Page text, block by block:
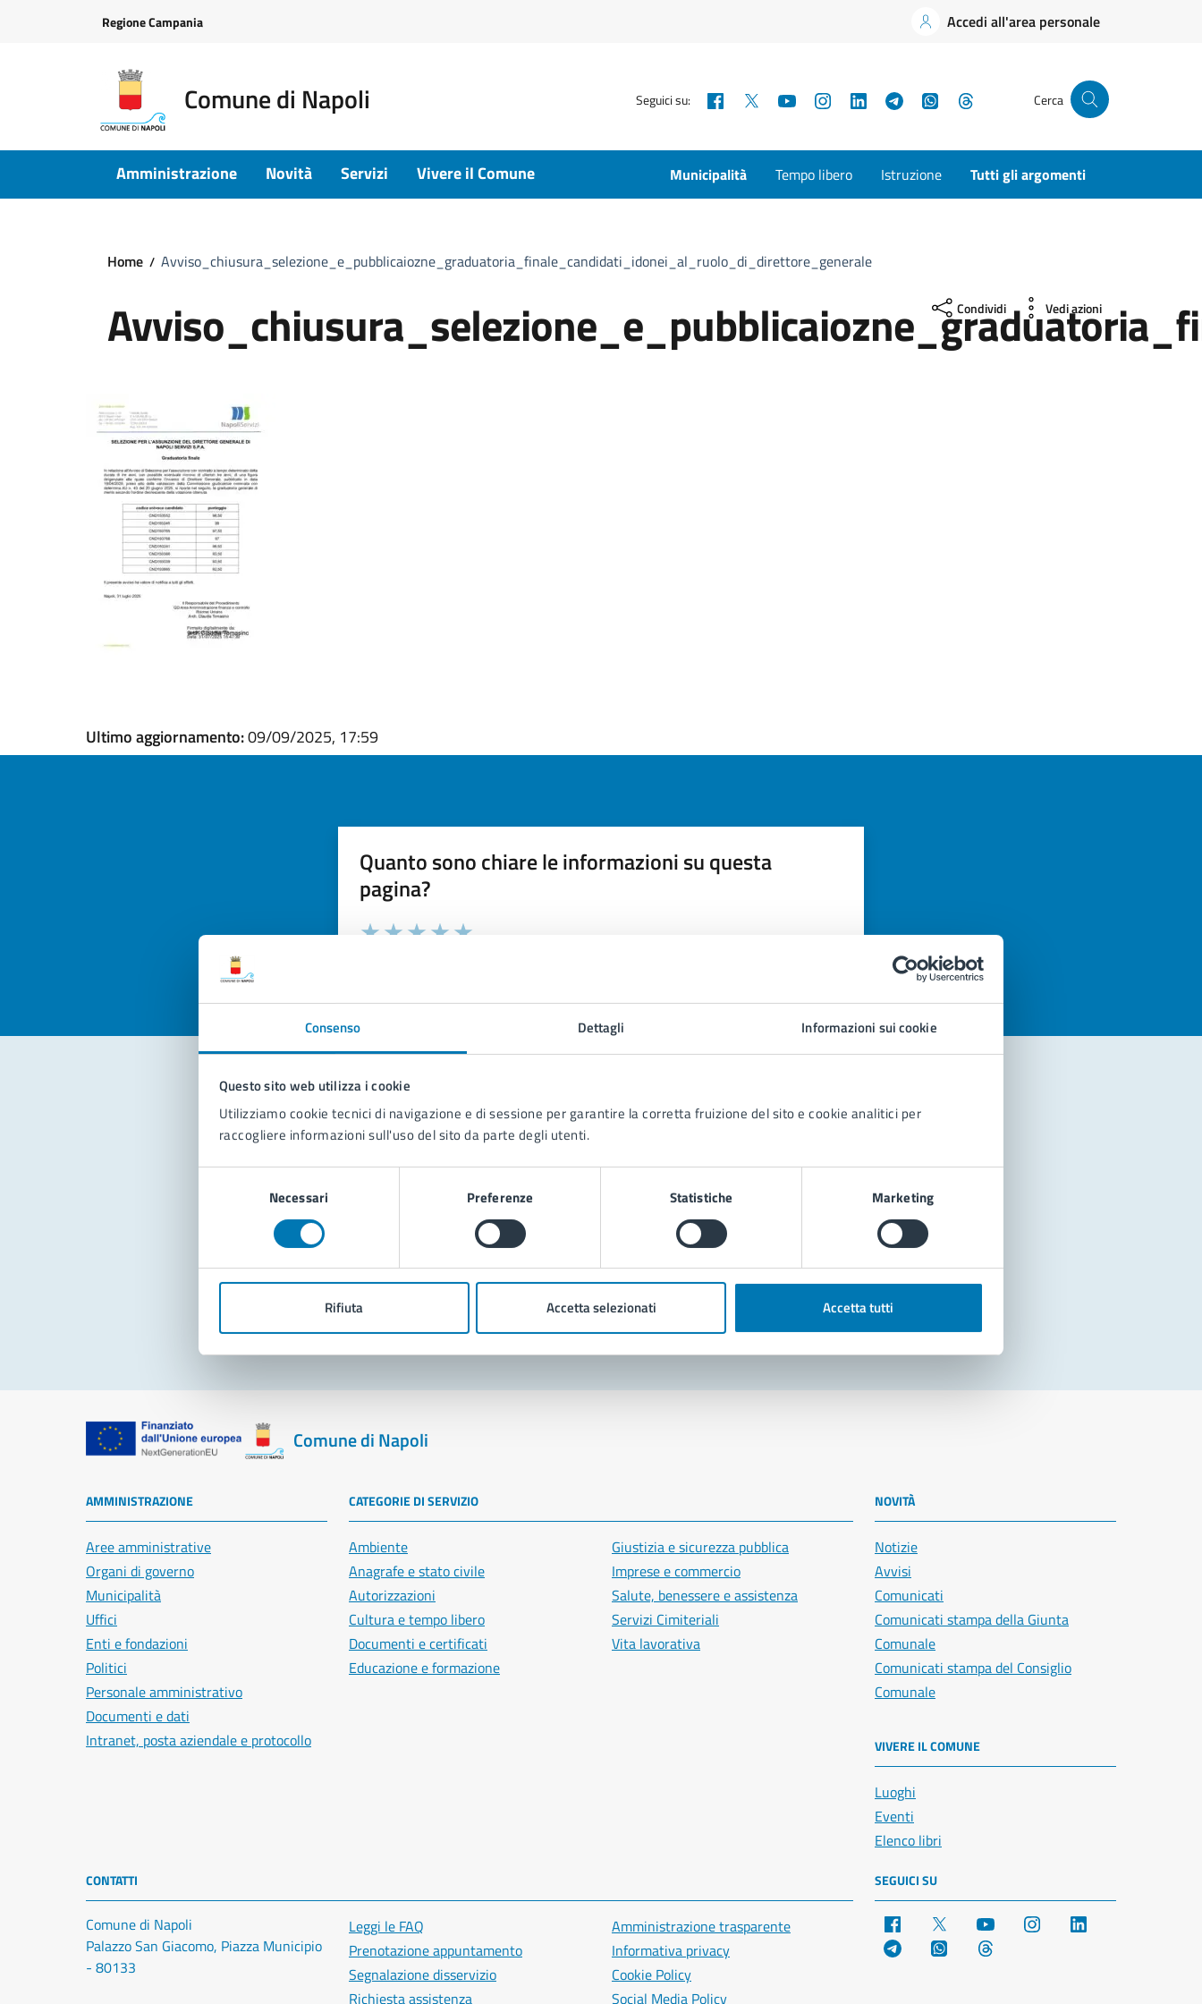
Consenso Dettagli Informazioni sui cookie
Questo sito web utilizza i cookie
Utilizziamo cookie tecnici di navigazione e di sessione per garantire la corretta fruizione del sito e cookie analitici per
raccogliere informazioni sull'uso del sito da parte degli utenti.
Necessari Preferenze Statistiche Marketing
Rifiuta Accetta selezionati Accetta tutti
Regione Campania Accedi all'area personale
Comune di Napoli Seguici su: Facebook YouTubeInstagramLinkedInTelegramWhatsApp Cerca
Amministrazione Novità Servizi Vivere il Comune Municipalità Tempo libero Istruzione Tutti gli argomenti
Home Avviso_chiusura_selezione_e_pubblicaiozne_graduatoria_finale_candidati_idonei_al_ruolo_di_direttore_generale
Condividi Vedi azioni
Ultimo aggiornamento:09/09/2025, 17:59
Quanto sono chiare le informazioni su questa
pagina?
Valuta la chiarezza delle informazioni (da 1 a 5 stelle)
Seleziona il numero di stelle per valutare la chiarezza delle informazioni
Contatta il comune
Richiedi assistenza
Prenota appuntamento
Problemi in città
Comune di Napoli
AMMINISTRAZIONE
Aree amministrative
Organi di governo
Municipalità
Uffici
Enti e fondazioni
Politici
Personale amministrativo
Documenti e dati
Intranet, posta aziendale e protocollo
CATEGORIE DI SERVIZIO
Ambiente
Anagrafe e stato civile
Autorizzazioni
Cultura e tempo libero
Documenti e certificati
Educazione e formazione
Giustizia e sicurezza pubblica
Imprese e commercio
Salute, benessere e assistenza
Servizi Cimiteriali
Vita lavorativa
NOVITÀ
Notizie
Avvisi
Comunicati
Comunicati stampa della Giunta
Comunale
Comunicati stampa del Consiglio
Comunale
VIVERE IL COMUNE
Luoghi
Eventi
Elenco libri
CONTATTI
Comune di Napoli
Palazzo San Giacomo, Piazza Municipio
- 80133
Leggi le FAQ
Prenotazione appuntamento
Segnalazione disservizio
Richiesta assistenza
Amministrazione trasparente
Informativa privacy
Cookie Policy
Social Media Policy
SEGUICI SU
Facebook YouTube Instagram
Telegram WhatsApp